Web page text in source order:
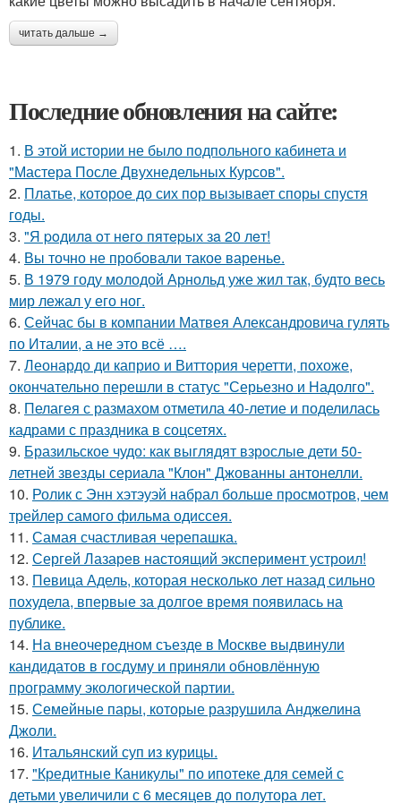
читать дальше →
Последние обновления на сайте:
1. В этой истории не было подпольного кабинета и
"Мастера После Двухнедельных Курсов".
2. Платье, которое до сих пор вызывает споры спустя
годы.
3. "Я poдилa oт нeгo пятepых зa 20 лeт!
4. Вы точно не пробовали такое варенье.
5. В 1979 году молодой Арнольд уже жил так, будто весь
мир лежал у его ног.
6. Сейчас бы в компании Матвея Александровича гулять
по Италии, а не это всё ….
7. Леонардо ди каприо и Виттория черетти, похоже,
окончательно перешли в статус "Серьезно и Надолго".
8. Пелагея с размахом отметила 40-летие и поделилась
кадрами с праздника в соцсетях.
9. Бразильское чудо: как выглядят взрослые дети 50-
летней звезды сериала "Клон" Джованны антонелли.
10. Ролик с Энн хэтэуэй набрал больше просмотров, чем
трейлер самого фильма одиссея.
11. Самая счастливая черепашка.
12. Сергей Лазарев настоящий эксперимент устроил!
13. Певица Адель, которая несколько лет назад сильно
похудела, впервые за долгое время появилась на
публике.
14. На внеочередном съезде в Москве выдвинули
кандидатов в госдуму и приняли обновлённую
программу экологической партии.
15. Семейные пары, которые разрушила Анджелина
Джоли.
16. Итальянский суп из курицы.
17. "Кредитные Каникулы" по ипотеке для семей с
детьми увеличили с 6 месяцев до полутора лет.